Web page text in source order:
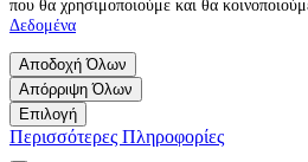
που θα χρησιμοποιούμε και θα
Δεδομένα
Αποδοχή Όλων
Απόρριψη Όλων
Επιλογή
Περισσότερες Πληροφορίες